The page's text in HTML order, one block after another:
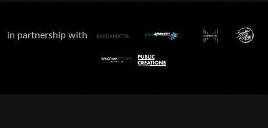
in partnership with